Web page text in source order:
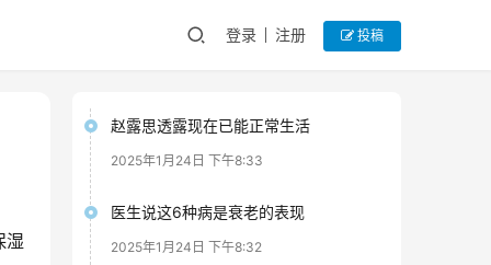
登录 注册 投稿
湿
赵露思透露现在已能正常生活
2025年1月24日 下午8:33
医生说这6种病是衰老的表现
2025年1月24日 下午8:32